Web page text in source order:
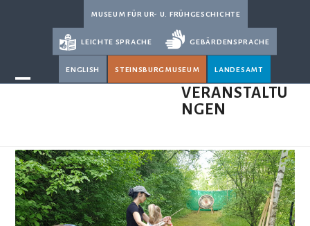
museum für ur- u. frühgeschichte
leichte sprache gebärdensprache
english steinsburgmuseum landesamt
VERANSTALTU
NGEN